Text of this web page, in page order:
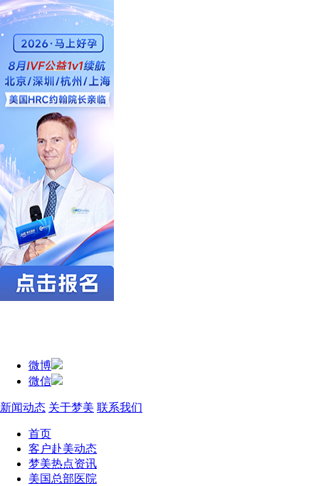
微博
微信
新闻动态 关于梦美 联系我们
首页
客户赴美动态
梦美热点资讯
美国总部医院